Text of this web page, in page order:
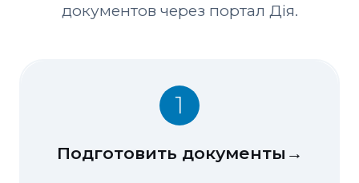
документов через портал Дія.
1
Подготовить документы→